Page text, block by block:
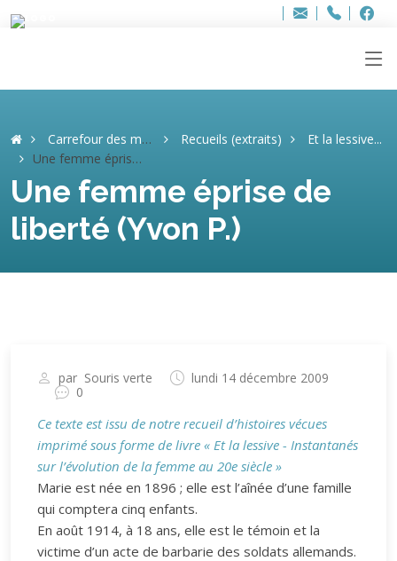
Adresse
info..hâthe..
Tel.
Tel.
Carrefour des mémoires Recueils (extraits)
Et la lessive...
Une femme éprise de liberté (Yvon P.)
Une femme éprise de
liberté (Yvon P.)
par Souris verte
lundi 14 décembre 2009
0
Ce texte est issu de notre recueil d’histoires vécues
imprimé sous forme de livre « Et la lessive - Instantanés
sur l’évolution de la femme au 20e siècle »
Marie est née en 1896 ; elle est l’aînée d’une famille
qui comptera cinq enfants.
En août 1914, à 18 ans, elle est le témoin et la
victime d’un acte de barbarie des soldats allemands.